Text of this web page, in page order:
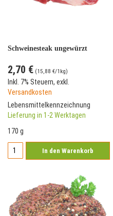
Schweinesteak ungewürzt
2,70 € (15,88 €/1kg)
Inkl. 7% Steuern, exkl.
Versandkosten
Lebensmittelkennzeichnung
Lieferung in 1-2 Werktagen
170 g
In den Warenkorb